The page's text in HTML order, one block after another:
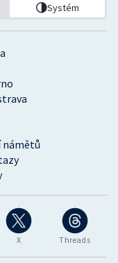
X Threads
námětů
Systém